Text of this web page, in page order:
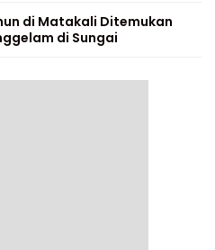
di Matakali Ditemukan
di Sungai